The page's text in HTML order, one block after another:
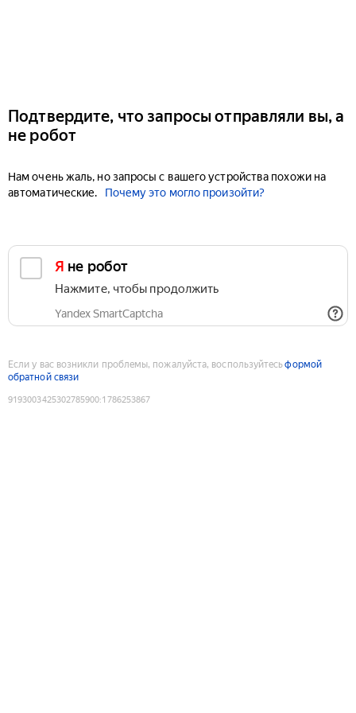
Подтвердите, что запросы отправляли вы, а
не робот
Нам очень жаль, но запросы с вашего устройства похожи на
автоматические.
Почему это могло произойти?
Я не робот
Нажмите, чтобы продолжить
Yandex SmartCaptcha
Если у вас возникли проблемы, пожалуйста, воспользуйтесьформой
обратной связи
9193003425302785900:1786253867